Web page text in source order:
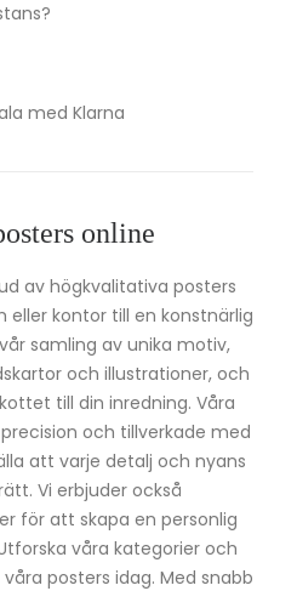
med Klarna
online
av högkvalitativa posters
kontor till en konstnärlig
samling av unika motiv,
och illustrationer, och
till din inredning. Våra
och tillverkade med
att varje detalj och nyans
Vi erbjuder också
för att skapa en personlig
våra kategorier och
posters idag. Med snabb